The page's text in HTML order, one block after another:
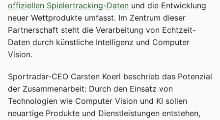
offiziellen Spielertracking-Daten und die Entwicklung
neuer Wettprodukte umfasst. Im Zentrum dieser
Partnerschaft steht die Verarbeitung von Echtzeit-
Daten durch künstliche Intelligenz und Computer
Vision.
Sportradar-CEO Carsten Koerl beschrieb das Potenzial
der Zusammenarbeit: Durch den Einsatz von
Technologien wie Computer Vision und KI sollen
neuartige Produkte und Dienstleistungen entstehen,